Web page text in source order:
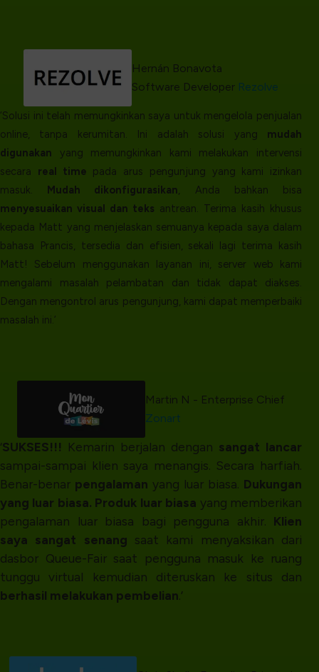
Hernán Bonavota
Software Developer Rezolve
‘Solusi ini telah memungkinkan saya untuk mengelola penjualan
online, tanpa kerumitan. Ini adalah solusi yang mudah
digunakan yang memungkinkan kami melakukan intervensi
secara real time pada arus pengunjung yang kami izinkan
masuk. Mudah dikonfigurasikan, Anda bahkan bisa
menyesuaikan visual dan teks antrean. Terima kasih khusus
kepada Matt yang menjelaskan semuanya kepada saya dalam
bahasa Prancis, tersedia dan efisien, sekali lagi terima kasih
Matt! Sebelum menggunakan layanan ini, server web kami
mengalami masalah pelambatan dan tidak dapat diakses.
Dengan mengontrol arus pengunjung, kami dapat memperbaiki
masalah ini.’
Martin N - Enterprise Chief
Zonart
‘SUKSES!!! Kemarin berjalan dengan sangat lancar
sampai-sampai klien saya menangis. Secara harfiah.
Benar-benar pengalaman yang luar biasa. Dukungan
yang luar biasa. Produk luar biasa yang memberikan
pengalaman luar biasa bagi pengguna akhir. Klien
saya sangat senang saat kami menyaksikan dari
dasbor Queue-Fair saat pengguna masuk ke ruang
tunggu virtual kemudian diteruskan ke situs dan
berhasil melakukan pembelian.’